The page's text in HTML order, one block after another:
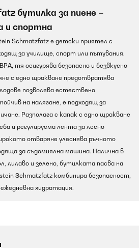
бутилка за пиене –
и спортна
Schmatzfatz е детски приятел с
за училище, спорт или пътувания.
тя осигурява безопасно и безвкусно
с едно щракване предотвратява
позволява естествено
на налягане, е подходящ за
Разполага с капак с едно щракване
и регулируема лента за лесно
отваряне улеснява ръчното
за съдомиялна машина. Налична в
лилаво и зелено, бутилката пасва на
Schmatzfatz комбинира безопасност,
хидратация.